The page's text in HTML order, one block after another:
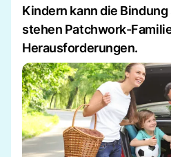
Kindern kann die
stehen Patchwork-
Herausforderungen.